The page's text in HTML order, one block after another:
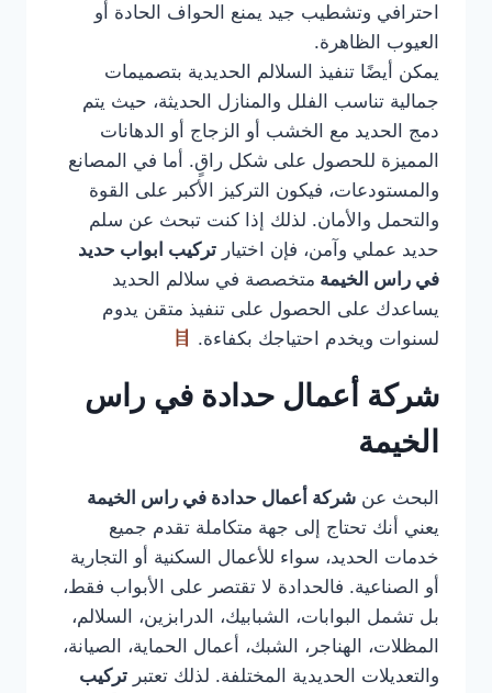
احترافي وتشطيب جيد يمنع الحواف الحادة أو
العيوب الظاهرة.
يمكن أيضًا تنفيذ السلالم الحديدية بتصميمات
جمالية تناسب الفلل والمنازل الحديثة، حيث يتم
دمج الحديد مع الخشب أو الزجاج أو الدهانات
المميزة للحصول على شكل راقٍ. أما في المصانع
والمستودعات، فيكون التركيز الأكبر على القوة
والتحمل والأمان. لذلك إذا كنت تبحث عن سلم
حديد عملي وآمن، فإن اختيار تركيب ابواب حديد
في راس الخيمة متخصصة في سلالم الحديد
يساعدك على الحصول على تنفيذ متقن يدوم
لسنوات ويخدم احتياجك بكفاءة.
شركة أعمال حدادة في راس
الخيمة
البحث عن شركة أعمال حدادة في راس الخيمة
يعني أنك تحتاج إلى جهة متكاملة تقدم جميع
خدمات الحديد، سواء للأعمال السكنية أو التجارية
أو الصناعية. فالحدادة لا تقتصر على الأبواب فقط،
بل تشمل البوابات، الشبابيك، الدرابزين، السلالم،
المظلات، الهناجر، الشبك، أعمال الحماية، الصيانة،
والتعديلات الحديدية المختلفة. لذلك تعتبر تركيب